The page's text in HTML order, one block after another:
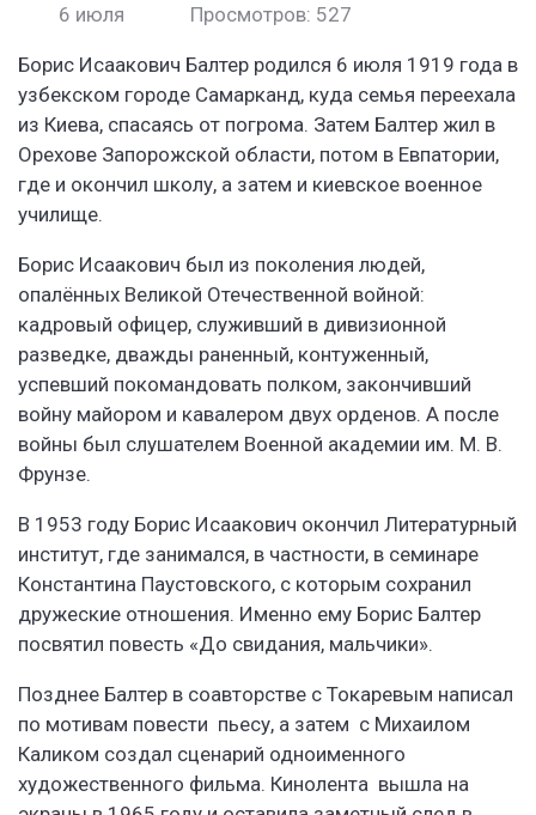
6 июля Просмотров: 527
Борис Исаакович Балтер родился 6 июля 1919 года в
узбекском городе Самарканд, куда семья переехала
из Киева, спасаясь от погрома. Затем Балтер жил в
Орехове Запорожской области, потом в Евпатории,
где и окончил школу, а затем и киевское военное
училище.
Борис Исаакович был из поколения людей,
опалённых Великой Отечественной войной:
кадровый офицер, служивший в дивизионной
разведке, дважды раненный, контуженный,
успевший покомандовать полком, закончивший
войну майором и кавалером двух орденов. А после
войны был слушателем Военной академии им. М. В.
Фрунзе.
В 1953 году Борис Исаакович окончил Литературный
институт, где занимался, в частности, в семинаре
Константина Паустовского, с которым сохранил
дружеские отношения. Именно ему Борис Балтер
посвятил повесть «До свидания, мальчики».
Позднее Балтер в соавторстве с Токаревым написал
по мотивам повести пьесу, а затем с Михаилом
Каликом создал сценарий одноименного
художественного фильма. Кинолента вышла на